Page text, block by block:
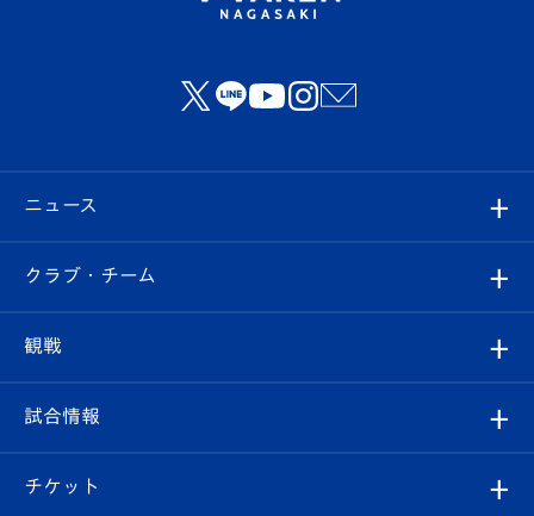
ニュース
すべて
クラブ
試合情報
クラブ・チーム
クラブ概要
観戦
観戦ルール
試合情報
試合日程/結果
チケット